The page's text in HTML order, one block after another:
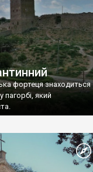
фортеця знаходиться
який